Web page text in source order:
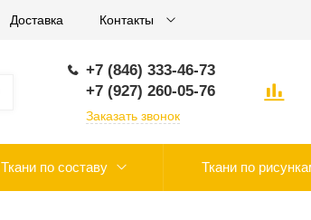
Доставка Контакты
+7 (846) 333-46-73
+7 (927) 260-05-76
Заказать звонок
Ткани по составу Ткани по